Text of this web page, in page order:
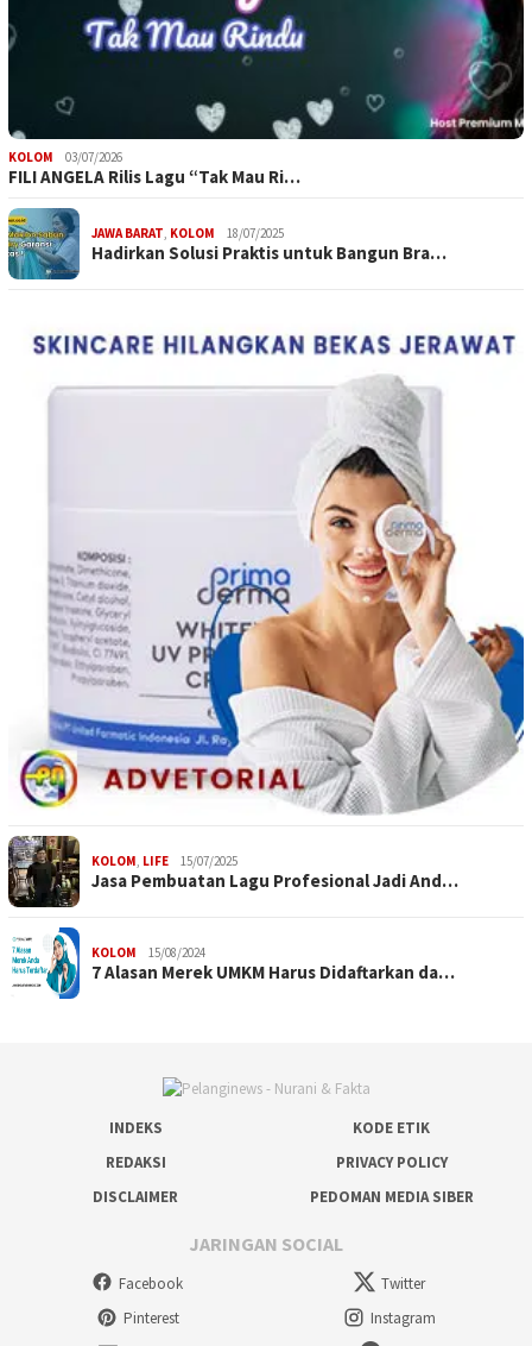
KOLOM 03/07/2026
FILI ANGELA Rilis Lagu “Tak Mau Ri…
JAWA BARAT, KOLOM 18/07/2025
Hadirkan Solusi Praktis untuk Bangun Bra…
KOLOM, LIFE 15/07/2025
Jasa Pembuatan Lagu Profesional Jadi And…
KOLOM 15/08/2024
7 Alasan Merek UMKM Harus Didaftarkan da…
INDEKS
KODE ETIK
REDAKSI
PRIVACY POLICY
DISCLAIMER
PEDOMAN MEDIA SIBER
JARINGAN SOCIAL
Facebook
Twitter
Pinterest
Instagram